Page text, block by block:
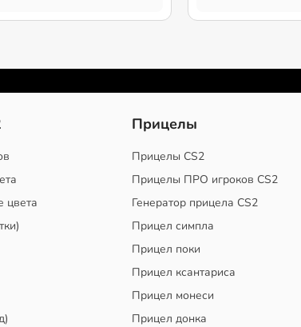
цвета
Прицелы
Прицелы CS2
Прицелы ПРО игроков CS2
Генератор прицела CS2
Прицел симпла
Прицел поки
Прицел ксантариса
Прицел монеси
Прицел донка